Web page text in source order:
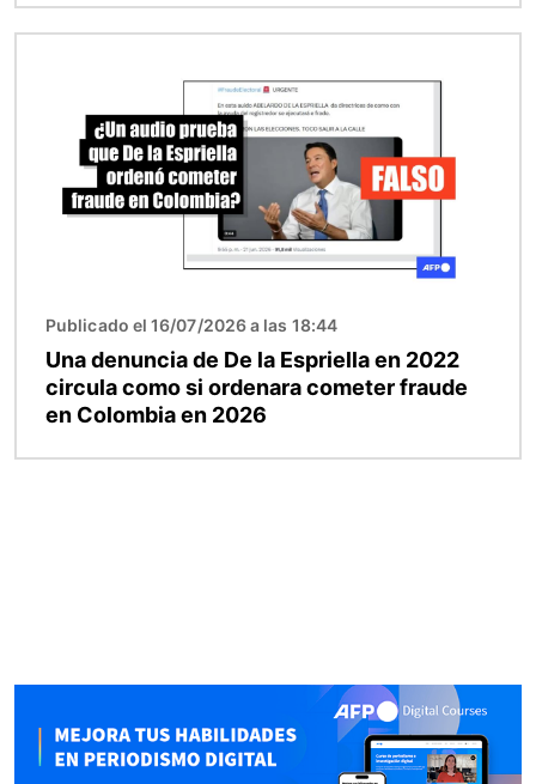
Publicado el 16/07/2026 a las 18:44
Una denuncia de De la Espriella en 2022
circula como si ordenara cometer fraude
en Colombia en 2026